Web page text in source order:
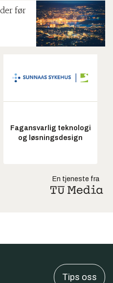
før
Fagansvarlig teknologi
og løsningsdesign
En tjeneste fra
Tips oss